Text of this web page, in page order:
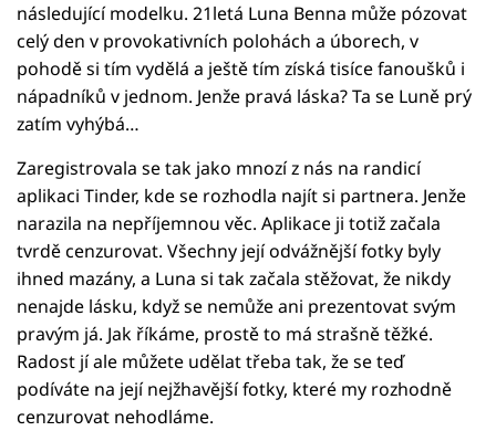
následující modelku. 21letá Luna Benna může pózovat
celý den v provokativních polohách a úborech, v
pohodě si tím vydělá a ještě tím získá tisíce fanoušků i
nápadníků v jednom. Jenže pravá láska? Ta se Luně prý
zatím vyhýbá…
Zaregistrovala se tak jako mnozí z nás na randicí
aplikaci Tinder, kde se rozhodla najít si partnera. Jenže
narazila na nepříjemnou věc. Aplikace ji totiž začala
tvrdě cenzurovat. Všechny její odvážnější fotky byly
ihned mazány, a Luna si tak začala stěžovat, že nikdy
nenajde lásku, když se nemůže ani prezentovat svým
pravým já. Jak říkáme, prostě to má strašně těžké.
Radost jí ale můžete udělat třeba tak, že se teď
podíváte na její nejžhavější fotky, které my rozhodně
cenzurovat nehodláme.